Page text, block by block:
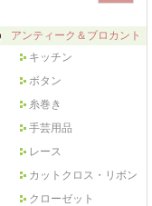
アンティーク＆ブロカント
キッチン
ボタン
糸巻き
手芸用品
レース
カットクロス・リボン
クローゼット